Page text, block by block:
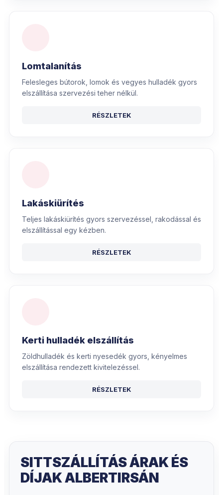
Lomtalanítás
Felesleges bútorok, lomok és vegyes hulladék gyors
elszállítása szervezési teher nélkül.
RÉSZLETEK
Lakáskiürítés
Teljes lakáskiürítés gyors szervezéssel, rakodással és
elszállítással egy kézben.
RÉSZLETEK
Kerti hulladék elszállítás
Zöldhulladék és kerti nyesedék gyors, kényelmes
elszállítása rendezett kivitelezéssel.
RÉSZLETEK
SITTSZÁLLÍTÁS ÁRAK ÉS
DÍJAK ALBERTIRSÁN